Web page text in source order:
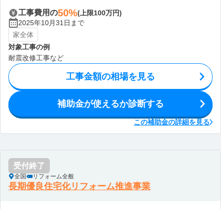
工事費用の50%(上限100万円)
2025年10月31日まで
家全体
対象工事の例
耐震改修工事など
工事金額の相場を見る
補助金が使えるか診断する
この補助金の詳細を見る
受付終了
全国 リフォーム全般
長期優良住宅化リフォーム推進事業